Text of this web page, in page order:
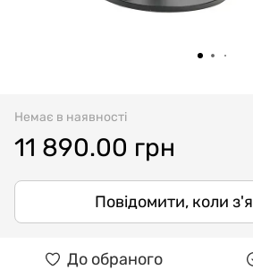
Немає в наявності
11 890.00 грн
Повідомити, коли
До обраного